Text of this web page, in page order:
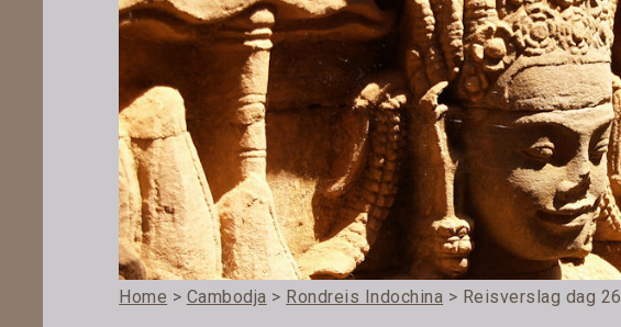
Home > Cambodja > Rondreis Indochina > Reisverslag dag 26